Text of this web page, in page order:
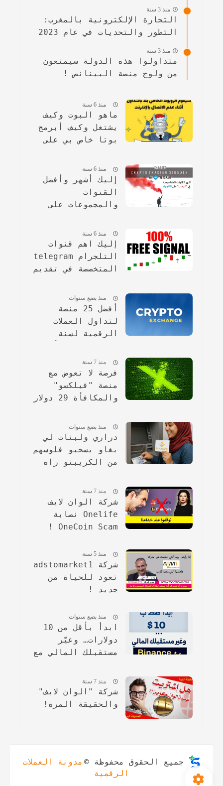
منذ 3 سنة
التجارة الإلكترونية بالمغرب:
التطور والتحديات في عام 2023
منذ 3 سنة
متداولوا هذه الدولة سيمنعون
من ولوج منصة البينانص !
منذ 6 سنة
ماهو البوت وكيف
يشتغل وكيف أبرمج
بوتا خاص بي على
منذ 6 سنة
إليك أشهر وأفضل
القنوات
والمجموعات على
في البامب.
منذ 6 سنة
إليك اهم قنوات
التلجرام telegram
المتخصصة في تقديم
مجانامنذ بضع سنوات
أفضل 25 منصة
لتداول العملات
الرقمية لسنة
بيانية مقارنة).
منذ 7 سنة
فرصة لا تعوض مع
منصة "فيلكسو"
والمكافأة 29 دولار
منذ بضع سنوات
دراري ولبنات لي
بغاو يسحبو فلوسهم
من الكريبتو راه
ماهلة
منذ 7 سنة
شركة الوان لايف
Onelife نصابة
OneCoin Scam !
منذ 5 سنة
شركة adstomarket1
تعود للحياة من
جديد !
منذ بضع سنوات
ابدأ بأقل من 10
دولارات… وغيّر
مستقبلك المالي مع
منذ 7 سنة
شركة "الوان لايف"
والحقيقة المرة!
جميع الحقوق محفوظة © مدونة العملات
الرقمية